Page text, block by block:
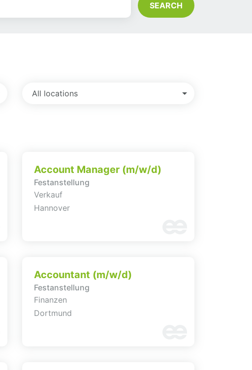
SEARCH
All locations
Account Manager (m/w/d)
Festanstellung
Verkauf
Hannover
Accountant (m/w/d)
Festanstellung
Finanzen
Dortmund